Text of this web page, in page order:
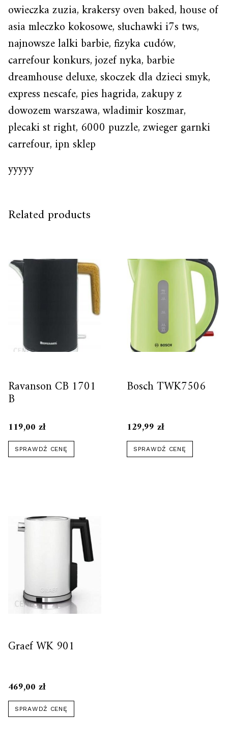
owieczka zuzia, krakersy oven baked, house of
asia mleczko kokosowe, słuchawki i7s tws,
najnowsze lalki barbie, fizyka cudów,
carrefour konkurs, jozef nyka, barbie
dreamhouse deluxe, skoczek dla dzieci smyk,
express nescafe, pies hagrida, zakupy z
dowozem warszawa, wladimir koszmar,
plecaki st right, 6000 puzzle, zwieger garnki
carrefour, ipn sklep
yyyyy
Related products
Ravanson CB 1701
B
119,00 zł
SPRAWDŹ CENĘ
Bosch TWK7506
129,99 zł
SPRAWDŹ CENĘ
Graef WK 901
469,00 zł
SPRAWDŹ CENĘ